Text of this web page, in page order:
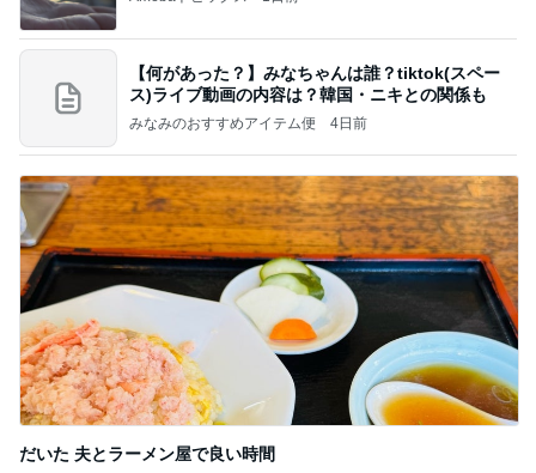
【何があった？】みなちゃんは誰？tiktok(スペー
ス)ライブ動画の内容は？韓国・ニキとの関係も
みなみのおすすめアイテム便 4日前
だいた 夫とラーメン屋で良い時間